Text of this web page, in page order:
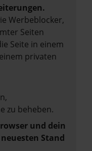
Werbeblocker,
Seiten
Seite in einem
privaten
zu beheben.
und dein
Stand